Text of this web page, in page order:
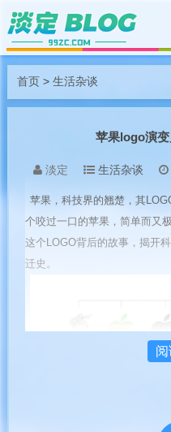
首页> 生活杂谈
苹果logo演
淡定 生活杂谈
苹果，科技界的翘楚，其
个咬过一口的苹果，简单而又
这个LOGO背后的故事，揭开
迁史。
1976年，苹果公司的第一个